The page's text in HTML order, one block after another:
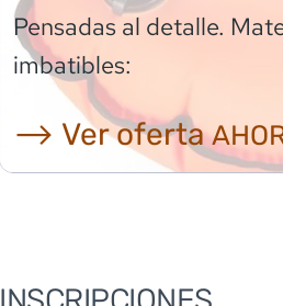
Pensadas al detalle.
imbatibles:
⟶ Ver oferta